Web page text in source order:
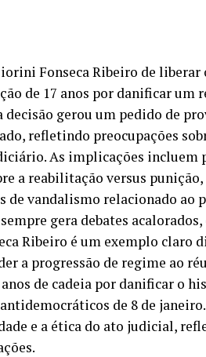
Fonseca Ribeiro de
de 17 anos por danificar
decisão gerou um pedido de
refletindo preocupações
As implicações incluem
a reabilitação versus
de vandalismo relacionado
gera debates acalorados,
Ribeiro é um exemplo claro
a progressão de regime ao
de cadeia por danificar o
de 8 de janeiro.
e a ética do ato judicial,